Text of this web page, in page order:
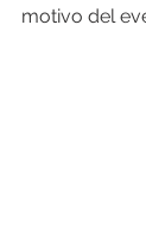
motivo del